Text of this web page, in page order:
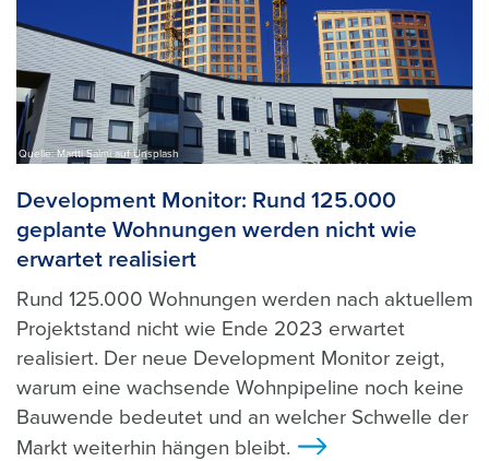
Quelle: Martti Salmi auf Unsplash
Development Monitor: Rund 125.000
geplante Wohnungen werden nicht wie
erwartet realisiert
Rund 125.000 Wohnungen werden nach aktuellem
Projektstand nicht wie Ende 2023 erwartet
realisiert. Der neue Development Monitor zeigt,
warum eine wachsende Wohnpipeline noch keine
Bauwende bedeutet und an welcher Schwelle der
Markt weiterhin hängen bleibt.